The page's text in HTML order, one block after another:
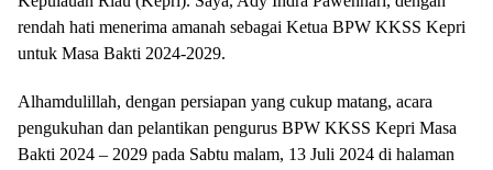
rendah hati menerima amanah sebagai Ketua BPW KKSS Kepri
untuk Masa Bakti 2024-2029.
Alhamdulillah, dengan persiapan yang cukup matang, acara
pengukuhan dan pelantikan pengurus BPW KKSS Kepri Masa
Bakti 2024 – 2029 pada Sabtu malam, 13 Juli 2024 di halaman